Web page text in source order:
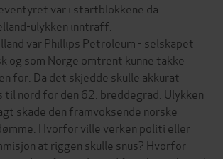
var i startblokkene da
ulykken inntraff.
var Phillips Petroleum - selskapet
og som Norge omtrent kunne takke
for. Da det skjedde skulle akkurat
til nord for den 62. breddegrad. Ulykken
skade den framvoksende norske
Hvorfor ville verken politi eller
at riggen skulle snus? Hvorfor